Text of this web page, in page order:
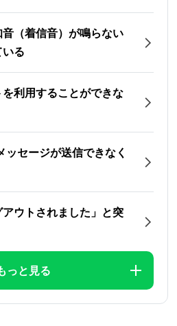
（着信音）が鳴らない
る
利用することができな
セージが送信できなく
アウトされました」と突
っと見る